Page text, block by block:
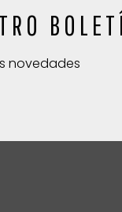
novedades